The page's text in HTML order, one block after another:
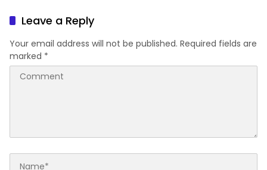
Leave a Reply
Your email address will not be published. Required fields are
marked *